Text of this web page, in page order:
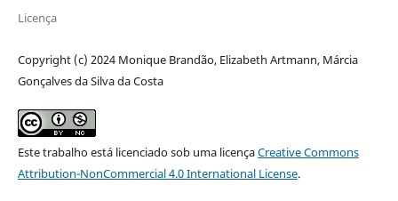
Licença
Copyright (c) 2024 Monique Brandão, Elizabeth Artmann, Márcia
Gonçalves da Silva da Costa
Este trabalho está licenciado sob uma licençaCreative Commons
Attribution-NonCommercial 4.0 International License.